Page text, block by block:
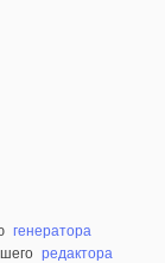
генератора
редактора